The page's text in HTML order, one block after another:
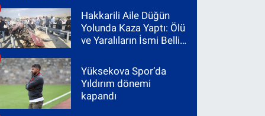
Hakkarili Aile Düğün
Yolunda Kaza Yaptı: Ölü
ve Yaralıların İsmi Belli
Yüksekova Spor’da
Yıldırım dönemi
kapandı